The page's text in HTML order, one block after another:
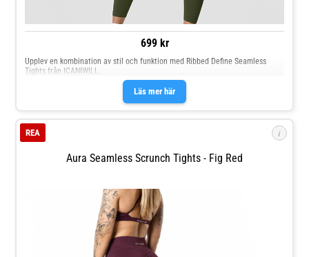
699 kr
Läs mer här
Upplev en kombination av stil och funktion med Ribbed Define Seamless
Tights från ICANIWILL.
i
Aura Seamless Scrunch Tights - Fig Red
REA